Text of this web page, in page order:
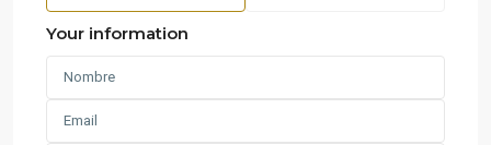
Your information